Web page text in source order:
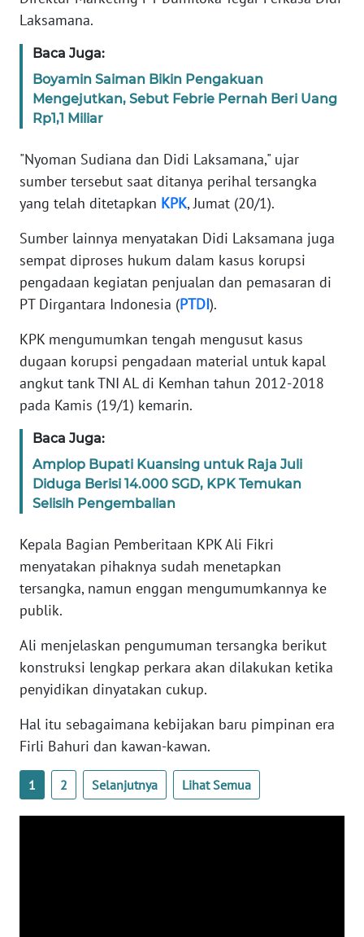
Laksamana.
Baca Juga:
Boyamin Saiman Bikin Pengakuan
Mengejutkan, Sebut Febrie Pernah Beri Uang
Rp1,1 Miliar
"Nyoman Sudiana dan Didi Laksamana," ujar
sumber tersebut saat ditanya perihal tersangka
yang telah ditetapkan KPK, Jumat (20/1).
Sumber lainnya menyatakan Didi Laksamana juga
sempat diproses hukum dalam kasus korupsi
pengadaan kegiatan penjualan dan pemasaran di
PT Dirgantara Indonesia (PTDI).
KPK mengumumkan tengah mengusut kasus
dugaan korupsi pengadaan material untuk kapal
angkut tank TNI AL di Kemhan tahun 2012-2018
pada Kamis (19/1) kemarin.
Baca Juga:
Amplop Bupati Kuansing untuk Raja Juli
Diduga Berisi 14.000 SGD, KPK Temukan
Selisih Pengembalian
Kepala Bagian Pemberitaan KPK Ali Fikri
menyatakan pihaknya sudah menetapkan
tersangka, namun enggan mengumumkannya ke
publik.
Ali menjelaskan pengumuman tersangka berikut
konstruksi lengkap perkara akan dilakukan ketika
penyidikan dinyatakan cukup.
Hal itu sebagaimana kebijakan baru pimpinan era
Firli Bahuri dan kawan-kawan.
1 2 Selanjutnya Lihat Semua
INFO
IKLAN
KAMI
PEDOMAN
SIBER
REDAKSI
KARIR
DISCLAIMER
Wahana
News
Regional
WN
WN
JAKARTA
JABAR
WN
BANTEN
WN
NTT
KEPRI
PAPUA